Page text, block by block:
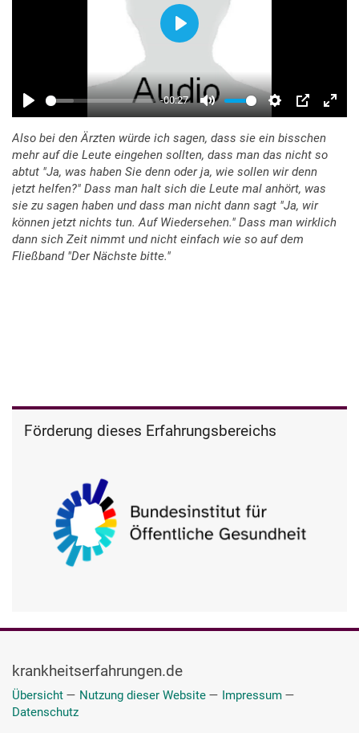
Also bei den Ärzten würde ich sagen, dass sie ein bisschen
mehr auf die Leute eingehen sollten, dass man das nicht so
abtut "Ja, was haben Sie denn oder ja, wie sollen wir denn
jetzt helfen?" Dass man halt sich die Leute mal anhört, was
sie zu sagen haben und dass man nicht dann sagt "Ja, wir
können jetzt nichts tun. Auf Wiedersehen." Dass man wirklich
dann sich Zeit nimmt und nicht einfach wie so auf dem
Fließband "Der Nächste bitte."
Förderung dieses Erfahrungsbereichs
krankheitserfahrungen.de
Übersicht — Nutzung dieser Website — Impressum —
Datenschutz